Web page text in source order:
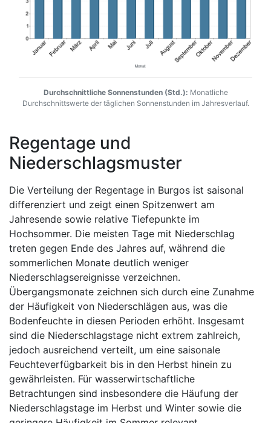
Durchschnittliche Sonnenstunden (Std.): Monatliche
Durchschnittswerte der täglichen Sonnenstunden im Jahresverlauf.
Regentage und
Niederschlagsmuster
Die Verteilung der Regentage in Burgos ist saisonal
differenziert und zeigt einen Spitzenwert am
Jahresende sowie relative Tiefepunkte im
Hochsommer. Die meisten Tage mit Niederschlag
treten gegen Ende des Jahres auf, während die
sommerlichen Monate deutlich weniger
Niederschlagsereignisse verzeichnen.
Übergangsmonate zeichnen sich durch eine Zunahme
der Häufigkeit von Niederschlägen aus, was die
Bodenfeuchte in diesen Perioden erhöht. Insgesamt
sind die Niederschlagstage nicht extrem zahlreich,
jedoch ausreichend verteilt, um eine saisonale
Feuchteverfügbarkeit bis in den Herbst hinein zu
gewährleisten. Für wasserwirtschaftliche
Betrachtungen sind insbesondere die Häufung der
Niederschlagstage im Herbst und Winter sowie die